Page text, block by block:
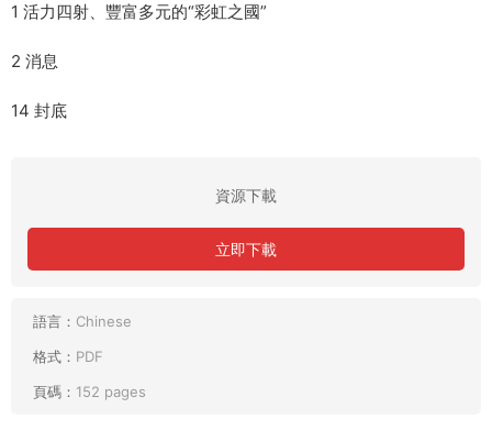
1 活力四射、豐富多元的“彩虹之國”
2 消息
14 封底
資源下載
立即下載
語言： Chinese
格式： PDF
頁碼： 152 pages